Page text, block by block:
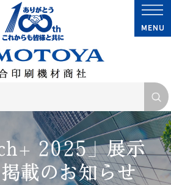
2025」展示
載のお知らせ